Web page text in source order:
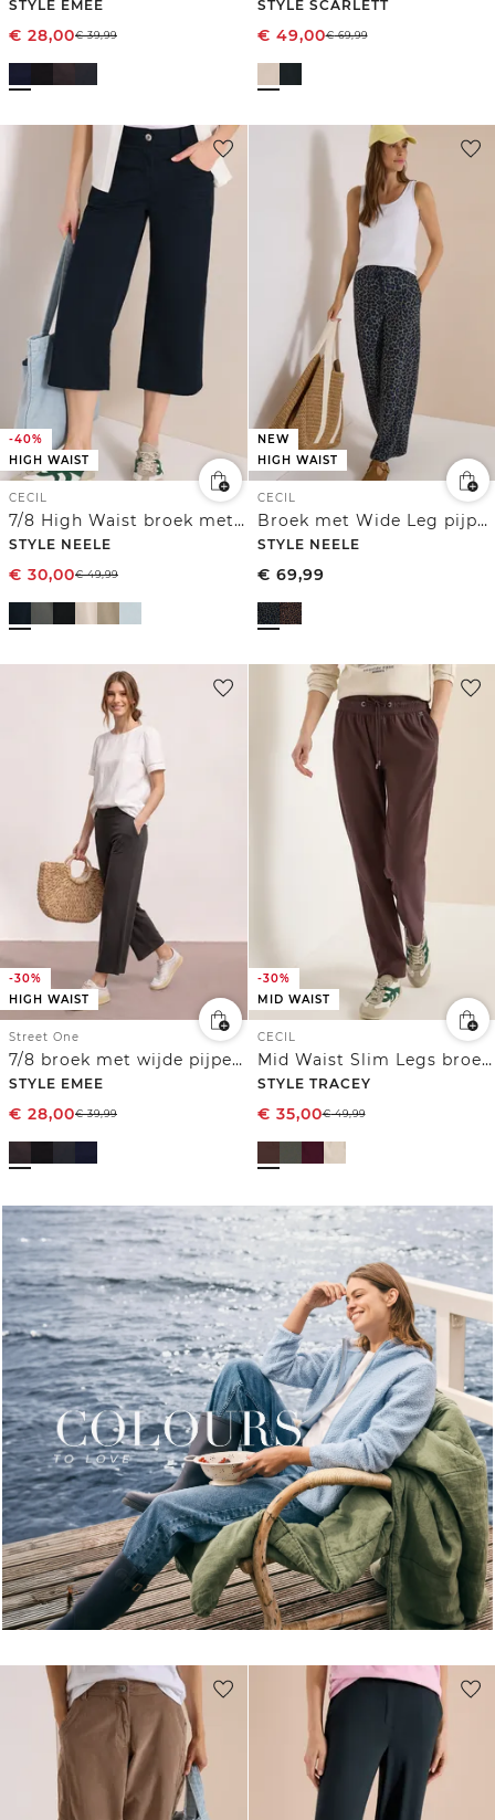
STYLE EMEE
€ 28,00€39,99
STYLE SCARLETT
€ 49,00€69,99
-40%
HIGH WAIST
CECIL
7/8 High Waist broek met uitlopende pijpen in Loose Fit
STYLE NEELE
€ 30,00€49,99
NEW
HIGH WAIST
CECIL
Broek met Wide Leg pijpen van Silk-Touch-kwaliteit
STYLE NEELE
€ 69,99
-30%
HIGH WAIST
Street One
7/8 broek met wijde pijpen in Loose Fit
STYLE EMEE
€ 28,00€39,99
-30%
MID WAIST
CECIL
Mid Waist Slim Legs broek in casual fit
STYLE TRACEY
€ 35,00€49,99